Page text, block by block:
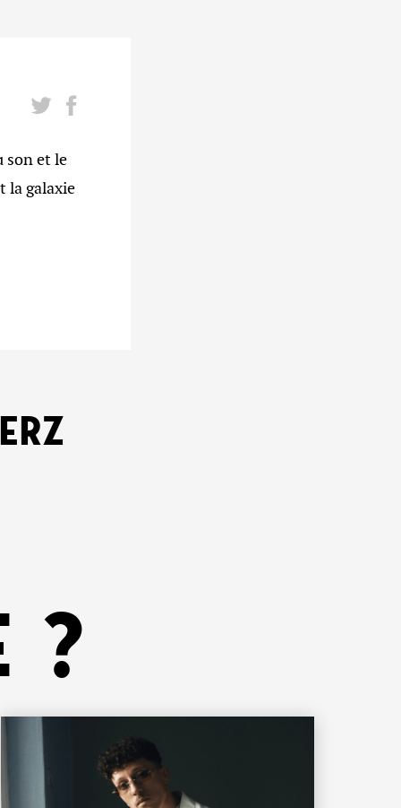
son et le
la galaxie
?